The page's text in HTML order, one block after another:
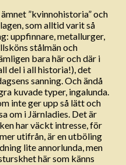
”kvinnohistoria” och
som alltid varit så
uppfinnare, metallurger,
stålmän och
bara här och där i
del i all historia!), det
sanning. Och ändå
kuvade typer, ingalunda.
inte ger upp så lätt och
om i Järnladies. Det är
har väckt intresse, för
utifrån, är en utböling
lite annorlunda, men
här som känns